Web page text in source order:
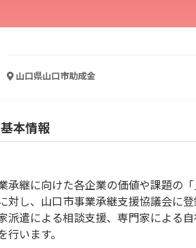
山口県山口市助成金
基本情報
承継に向けた各企業の価値や課題の
対し、山口市事業承継支援協議会に
派遣による相談支援、専門家による
行います。